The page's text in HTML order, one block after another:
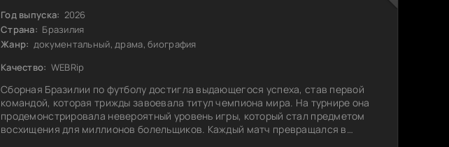
Год выпуска: 2026
Страна: Бразилия
Жанр: документальный, драма, биография
Качество: WEBRip
Сборная Бразилии по футболу достигла выдающегося успеха, став первой
командой, которая трижды завоевала титул чемпиона мира. На турнире она
продемонстрировала невероятный уровень игры, который стал предметом
восхищения для миллионов болельщиков. Каждый матч превращался в